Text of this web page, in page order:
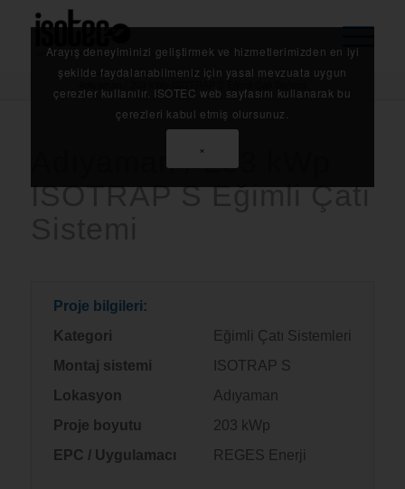
Anasayfa / Referanslarımız /
Adıyaman / 203 kWp ISOTRAP S Eğimli Çatı Sistemi
Adıyaman / 203 kWp
ISOTRAP S Eğimli Çatı
Proje bilgileri:
Kategori
Eğimli Çatı Sistemleri
Montaj sistemi
ISOTRAP S
Lokasyon
Adıyaman
Proje boyutu
203 kWp
EPC / Uygulamacı
REGES Enerji
Arayış deneyiminizi geliştirmek ve hizmetlerimizden en iyi
şekilde faydalanabilmeniz için yasal mevzuata uygun
çerezler kullanılır. ISOTEC web sayfasını kullanarak bu
çerezleri kabul etmiş olursunuz.
×